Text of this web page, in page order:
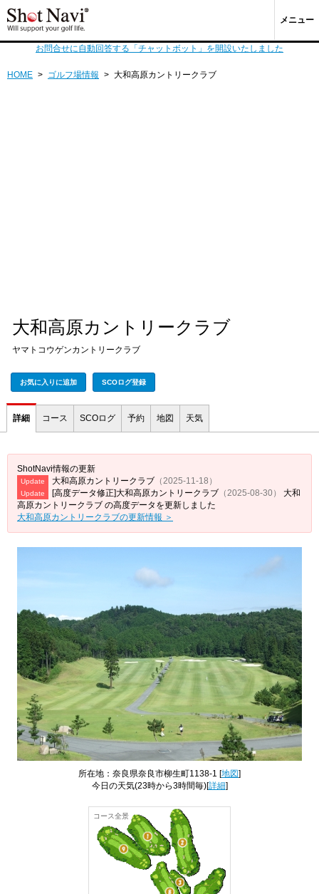
メニュー
お問合せに自動回答する「チャットボット」を開設いたしました
HOME > ゴルフ場情報 > 大和高原カントリークラブ
大和高原カントリークラブ
ヤマトコウゲンカントリークラブ
お気に入りに追加 SCOログ登録
詳細 コース SCOログ 予約 地図 天気
ShotNavi情報の更新
Update 大和高原カントリークラブ （2025-11-18）
Update [高度データ修正]大和高原カントリークラブ （2025-08-30）
大和
高原カントリークラブ の高度データを更新しました
大和高原カントリークラブの更新情報 ＞
所在地：奈良県奈良市柳生町1138-1 [地図]
今日の天気(23時から3時間毎)[詳細]
コース全景